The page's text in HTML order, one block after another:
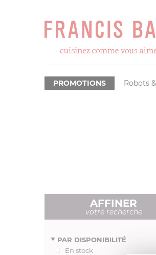
Robots
PROMOTIONS
AFFINER
votre recherche
PAR DISPONIBILITÉ
En stock